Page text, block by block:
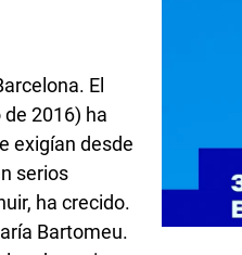
El
2016) ha
exigían desde
serios
ha crecido.
Bartomeu.